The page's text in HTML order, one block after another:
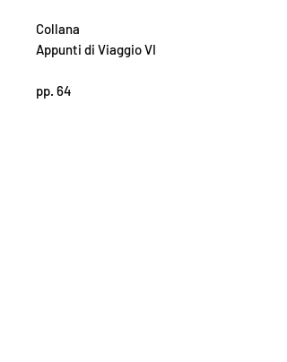
Collana
Appunti di Viaggio VI
pp. 64